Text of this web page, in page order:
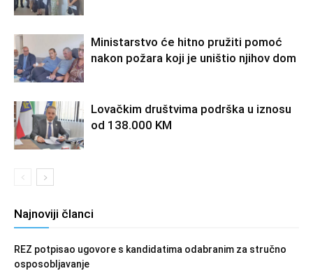
Ministarstvo će hitno pružiti pomoć
nakon požara koji je uništio njihov dom
Lovačkim društvima podrška u iznosu
od 138.000 KM
Najnoviji članci
REZ potpisao ugovore s kandidatima odabranim za stručno
osposobljavanje